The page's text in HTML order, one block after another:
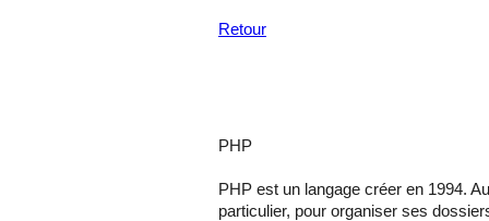
Retour
PHP
PHP est un langage créer en 1994.
particulier, pour organiser ses